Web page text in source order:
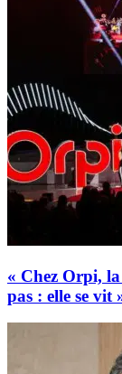
« Chez Orpi, la
pas : elle se